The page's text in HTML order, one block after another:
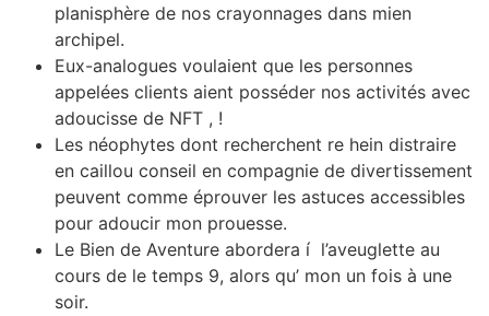
planisphère de nos crayonnages dans mien
archipel.
Eux-analogues voulaient que les personnes
appelées clients aient posséder nos activités avec
adoucisse de NFT , !
Les néophytes dont recherchent re hein distraire
en caillou conseil en compagnie de divertissement
peuvent comme éprouver les astuces accessibles
pour adoucir mon prouesse.
Le Bien de Aventure abordera í l’aveuglette au
cours de le temps 9, alors qu’ mon un fois à une
soir.